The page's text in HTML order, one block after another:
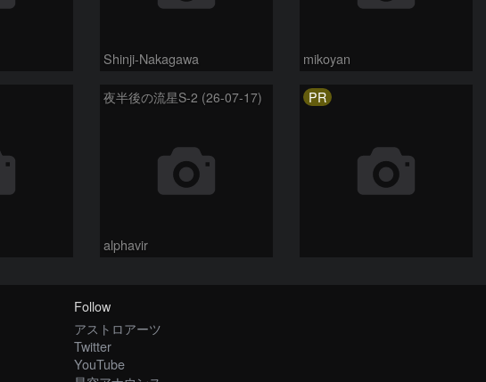
Shinji-Nakagawa mikoyan
夜半後の流星S-2 (26-07-17)
alphavir
PR
Follow
アストロアーツ
Twitter
YouTube